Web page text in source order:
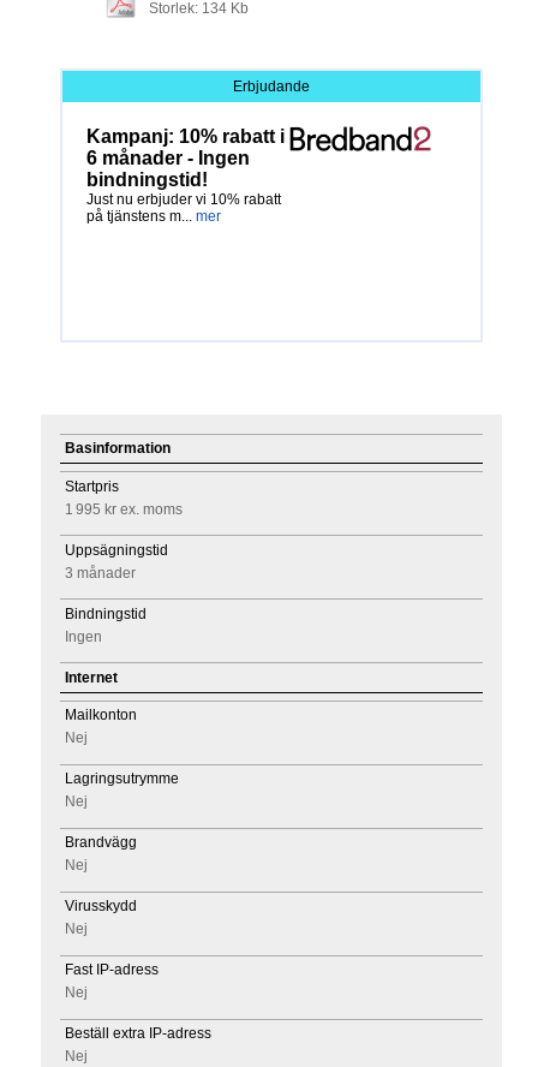
Storlek: 134 Kb
Erbjudande
Kampanj: 10% rabatt i
6 månader - Ingen
bindningstid!
Just nu erbjuder vi 10% rabatt
på tjänstens m... mer
Basinformation
Startpris
1 995 kr ex. moms
Uppsägningstid
3 månader
Bindningstid
Ingen
Internet
Mailkonton
Nej
Lagringsutrymme
Nej
Brandvägg
Nej
Virusskydd
Nej
Fast IP-adress
Nej
Beställ extra IP-adress
Nej